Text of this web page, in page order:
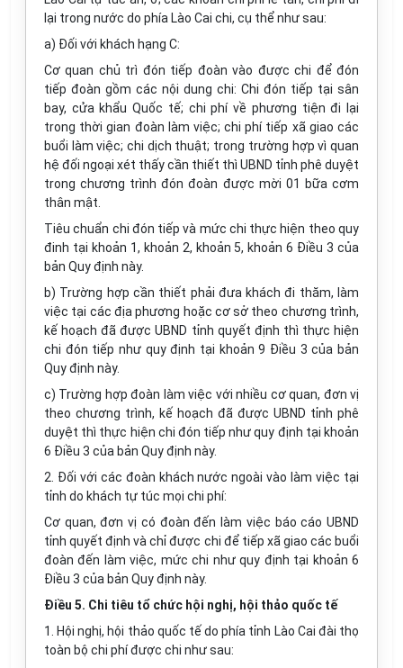
lại trong nước do phía Lào Cai chi, cụ thể như sau:
a) Đối với khách hạng C:
Cơ quan chủ trì đón tiếp đoàn vào được chi để đón
tiếp đoàn gồm các nội dung chi: Chi đón tiếp tại sân
bay, cửa khẩu Quốc tế; chi phí về phương tiện đi lại
trong thời gian đoàn làm việc; chi phí tiếp xã giao các
buổi làm việc; chi dịch thuật; trong trường hợp vì quan
hệ đối ngoại xét thấy cần thiết thì UBND tỉnh phê duyệt
trong chương trình đón đoàn được mời 01 bữa cơm
thân mật.
Tiêu chuẩn chi đón tiếp và mức chi thực hiện theo quy
đinh tại khoản 1, khoản 2, khoản 5, khoản 6 Điều 3 của
bản Quy định này.
b) Trường hợp cần thiết phải đưa khách đi thăm, làm
việc tại các địa phương hoặc cơ sở theo chương trình,
kế hoạch đã được UBND tỉnh quyết định thì thực hiện
chi đón tiếp như quy định tại khoản 9 Điều 3 của bản
Quy định này.
c) Trường hợp đoàn làm việc với nhiều cơ quan, đơn vị
theo chương trình, kế hoạch đã được UBND tỉnh phê
duyệt thì thực hiện chi đón tiếp như quy định tại khoản
6 Điều 3 của bản Quy định này.
2. Đối với các đoàn khách nước ngoài vào làm việc tại
tỉnh do khách tự túc mọi chi phí:
Cơ quan, đơn vị có đoàn đến làm việc báo cáo UBND
tỉnh quyết định và chỉ được chi để tiếp xã giao các buổi
đoàn đến làm việc, mức chi như quy định tại khoản 6
Điều 3 của bản Quy định này.
Điều 5. Chi tiêu tổ chức hội nghị, hội thảo quốc tế
1. Hội nghị, hội thảo quốc tế do phía tỉnh Lào Cai đài thọ
toàn bộ chi phí được chi như sau: